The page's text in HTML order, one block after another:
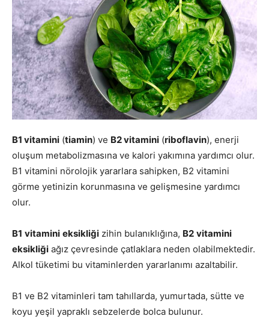
B1 vitamini (tiamin) ve B2 vitamini (riboflavin), enerji
oluşum metabolizmasına ve kalori yakımına yardımcı olur.
B1 vitamini nörolojik yararlara sahipken, B2 vitamini
görme yetinizin korunmasına ve gelişmesine yardımcı
olur.
B1 vitamini eksikliği zihin bulanıklığına, B2 vitamini
eksikliği ağız çevresinde çatlaklara neden olabilmektedir.
Alkol tüketimi bu vitaminlerden yararlanımı azaltabilir.
B1 ve B2 vitaminleri tam tahıllarda, yumurtada, sütte ve
koyu yeşil yapraklı sebzelerde bolca bulunur.